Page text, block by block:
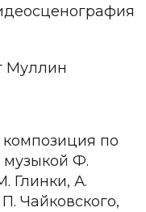
Муллин
по
музыкой Ф.
Глинки, А.
Чайковского,